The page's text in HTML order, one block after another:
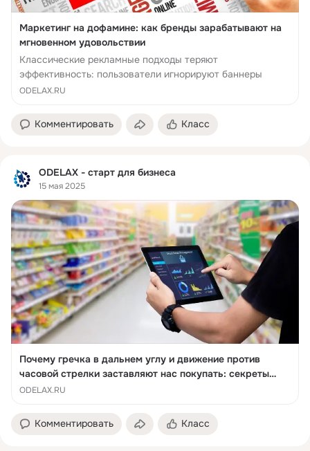
Маркетинг на дофамине: как бренды зарабатывают на
мгновенном удовольствии
Классические рекламные подходы теряют
эффективность: пользователи игнорируют баннеры
ODELAX.RU
Комментировать Класс
ODELAX - старт для бизнеса
15 мая 2025
Почему гречка в дальнем углу и движение против
часовой стрелки заставляют нас покупать: секреты
манипуляций ритейлеров
ODELAX.RU
Комментировать Класс